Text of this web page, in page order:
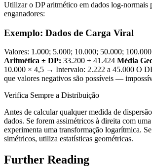
Utilizar o DP aritmético em dados log-normais
enganadores:
Exemplo: Dados de Carga Viral
Valores: 1.000; 5.000; 10.000; 50.000;
Aritmética ± DP: 33.200 ± 41.424 Média
10.000 × 4,5 → Intervalo: 2.222 a 45.000 O
que valores negativos são possíveis —
Verifica Sempre a Distribuição
Antes de calcular qualquer medida de
dados. Se forem assimétricos à direita com
experimenta uma transformação logarítmica.
simétricos, utiliza estatísticas geométricas.
Further Reading